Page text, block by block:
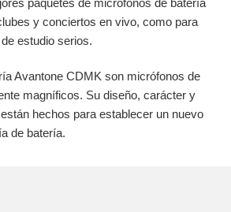
paquetes de micrófonos de batería
y conciertos en vivo, como para
estudio serios.
Avantone CDMK son micrófonos de
magníficos. Su diseño, carácter y
hechos para establecer un nuevo
de batería.